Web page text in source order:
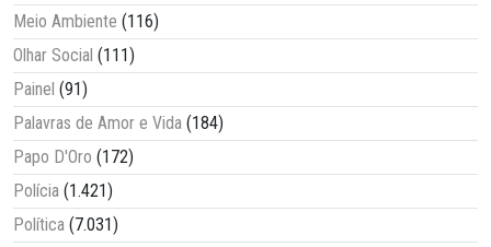
Meio Ambiente (116)
Olhar Social (111)
Painel (91)
Palavras de Amor e Vida (184)
Papo D'Oro (172)
Polícia (1.421)
Política (7.031)